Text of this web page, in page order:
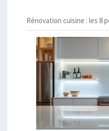
Rénovation cuisine : les 8